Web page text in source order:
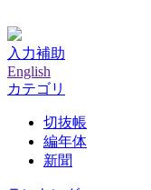
入力補助
English
カテゴリ
切抜帳
編年体
新聞